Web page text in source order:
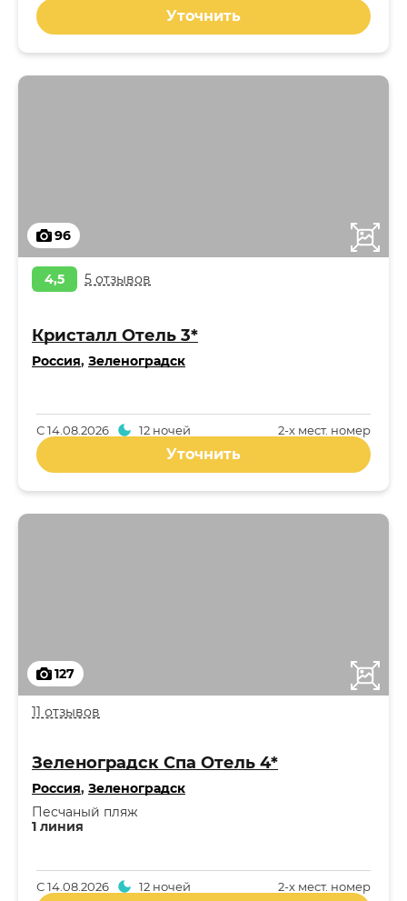
Уточнить
96
4,5 5 отзывов
Кристалл Отель 3*
Россия, Зеленоградск
2-x мест. номер
С14.08.2026 12 ночей
Уточнить
127
11 отзывов
Зеленоградск Спа Отель 4*
Россия, Зеленоградск
1 линия
Песчаный пляж
2-x мест. номер
С14.08.2026 12 ночей